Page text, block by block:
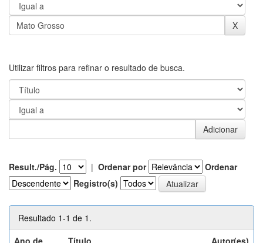
Utilizar filtros para refinar o resultado de busca.
Result./Pág. | Ordenar por
Ordenar
Registro(s)
Resultado 1-1 de 1.
Ano de
Título Autor(es)